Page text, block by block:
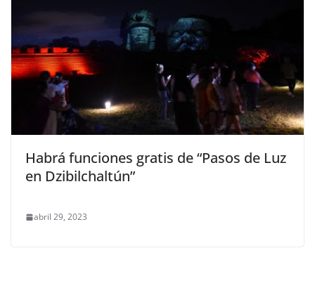
Habrá funciones gratis de “Pasos de Luz
en Dzibilchaltún”
abril 29, 2023